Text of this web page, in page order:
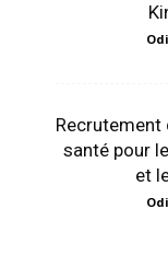
Recrutement
santé pour
et